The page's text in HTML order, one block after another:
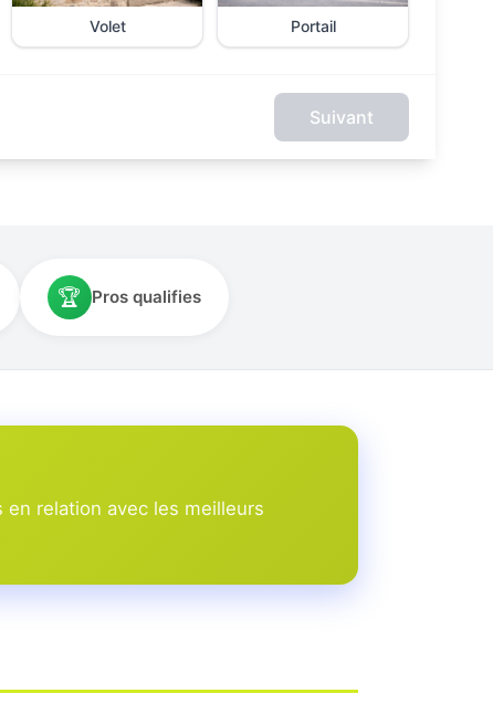
Volet Portail
Suivant
🏆 Pros qualifies
relation avec les meilleurs